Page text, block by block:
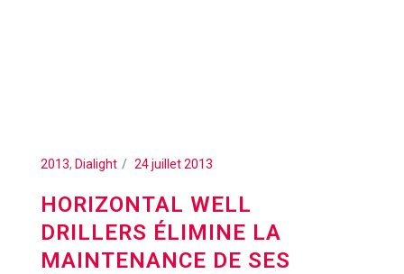
2013, Dialight 24 juillet 2013
HORIZONTAL WELL
DRILLERS ÉLIMINE LA
MAINTENANCE DE SES